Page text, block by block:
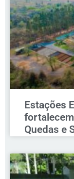
Estações
Quedas e